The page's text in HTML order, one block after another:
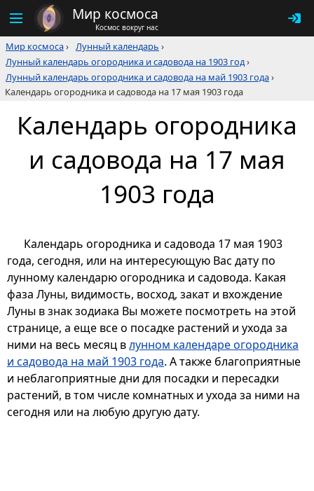
Мир космоса
Космос вокруг нас
Мир космоса› Лунный календарь ›
Лунный календарь огородника и садовода на 1903 год›
Лунный календарь огородника и садовода на май 1903 года›
Календарь огородника и садовода на 17 мая 1903 года
Календарь огородника
и садовода на 17 мая
1903 года
Календарь огородника и садовода 17 мая 1903
года, сегодня, или на интересующую Вас дату по
лунному календарю огородника и садовода. Какая
фаза Луны, видимость, восход, закат и вхождение
Луны в знак зодиака Вы можете посмотреть на этой
странице, а еще все о посадке растений и ухода за
ними на весь месяц влунном календаре огородника
и садовода на май 1903 года. А также благоприятные
и неблагоприятные дни для посадки и пересадки
растений, в том числе комнатных и ухода за ними на
сегодня или на любую другую дату.